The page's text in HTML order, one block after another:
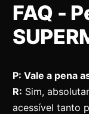
FAQ -
P: Vale a pena
R: Sim,
acessível tanto